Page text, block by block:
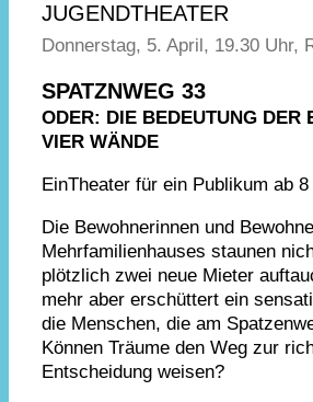
JUGENDTHEATER
Donnerstag, 5. April, 19.30 Uhr,
SPATZNWEG 33
ODER: DIE BEDEUTUNG DER
VIER WÄNDE
EinTheater für ein Publikum ab
Die Bewohnerinnen und
Mehrfamilienhauses staunen
plötzlich zwei neue Mieter
mehr aber erschüttert ein
die Menschen, die am
Können Träume den Weg zur
Entscheidung weisen?